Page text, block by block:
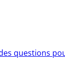
questions